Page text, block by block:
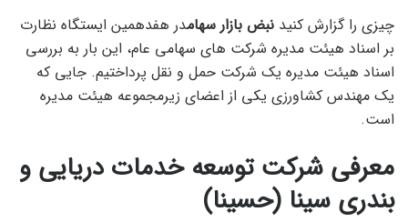
چیزی را گزارش کنید نبض بازار سهامدر هفدهمین ایستگاه نظارت
بر اسناد هیئت مدیره شرکت های سهامی عام، این بار به بررسی
اسناد هیئت مدیره یک شرکت حمل و نقل پرداختیم. جایی که
یک مهندس کشاورزی یکی از اعضای زیرمجموعه هیئت مدیره
است.
معرفی شرکت توسعه خدمات دریایی و
بندری سینا (حسینا)